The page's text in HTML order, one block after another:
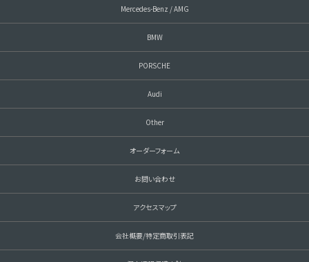
Mercedes-Benz / AMG
BMW
PORSCHE
Audi
Other
オーダーフォーム
お問い合わせ
アクセスマップ
会社概要/特定商取引表記